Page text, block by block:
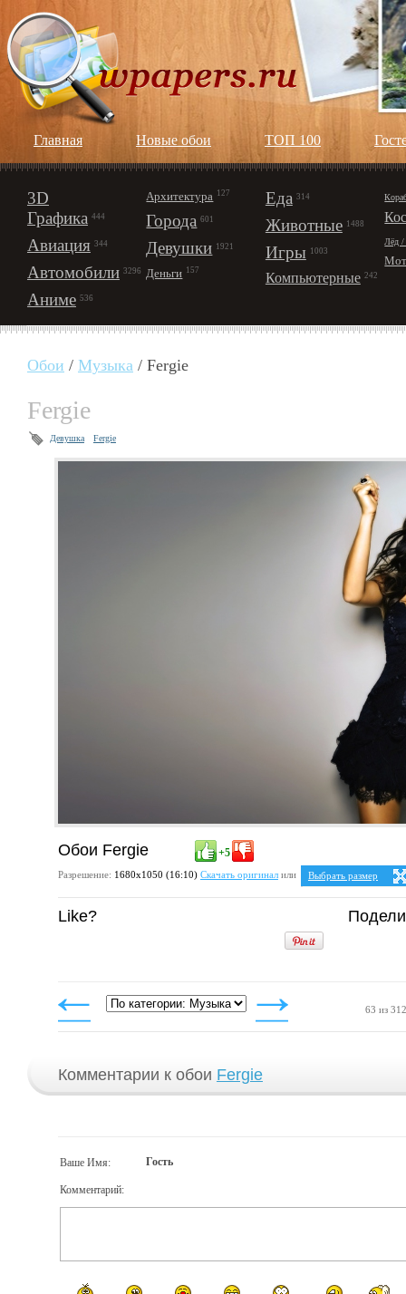
Главная Новые обои ТОП 100
3D
Графика 444
Авиация 344
Автомобили 3296
Аниме 536
Архитектура 127
Города 601
Девушки 1921
Деньги 157
Еда 314
Животные 1488
Игры 1003
Компьютерные 242
Лёд
Обои / Музыка / Fergie
Fergie
Девушка Fergie
Обои Fergie +5
Разрешение: 1680х1050 (16:10) Скачать оригиналили
Выбрать размер
Ваше разрешение:Не
1280x1024
4:3
1600x1200
Like?
63 из
Комментарии к обои Fergie
Ваше Имя: Гость
Комментарий: